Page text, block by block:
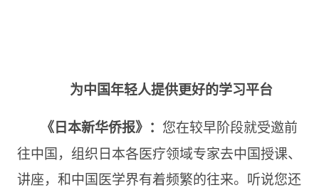
为中国年轻人提供更好的学习平台
《日本新华侨报》： 您在较早阶段就受邀前
往中国，组织日本各医疗领域专家去中国授课、
讲座，和中国医学界有着频繁的往来。听说您还